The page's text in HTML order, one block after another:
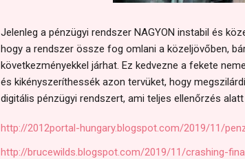
Jelenleg a pénzügyi rendszer NAGYON instabil és
hogy a rendszer össze fog omlani a közeljövőben,
következményekkel járhat. Ez kedvezne a fekete
és kikényszeríthessék azon tervüket, hogy
digitális pénzügyi rendszert, ami teljes ellenőrzés
http://2012portal-hungary.blogspot.com/2019/11/
http://brucewilds.blogspot.com/2019/11/crashing-